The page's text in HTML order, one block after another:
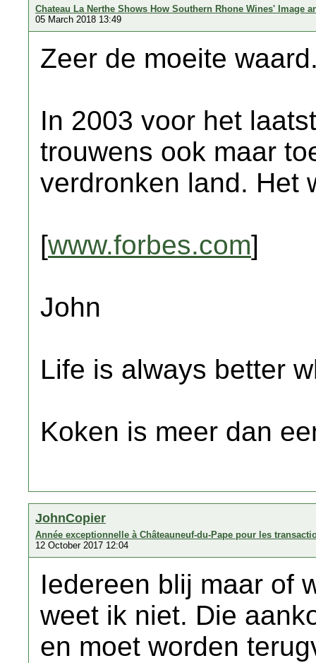
Chateau La Nerthe Shows How Southern Rhone Wines' Image
05 March 2018 13:49
Zeer de moeite
In 2003 voor het
trouwens ook maar
verdronken land. Het
[www.forbes.com]
John
Life is always better
Koken is meer dan
JohnCopier
Année exceptionnelle à Châteauneuf-du-Pape pour les
12 October 2017 12:04
Iedereen blij maar of
weet ik niet. Die
en moet worden